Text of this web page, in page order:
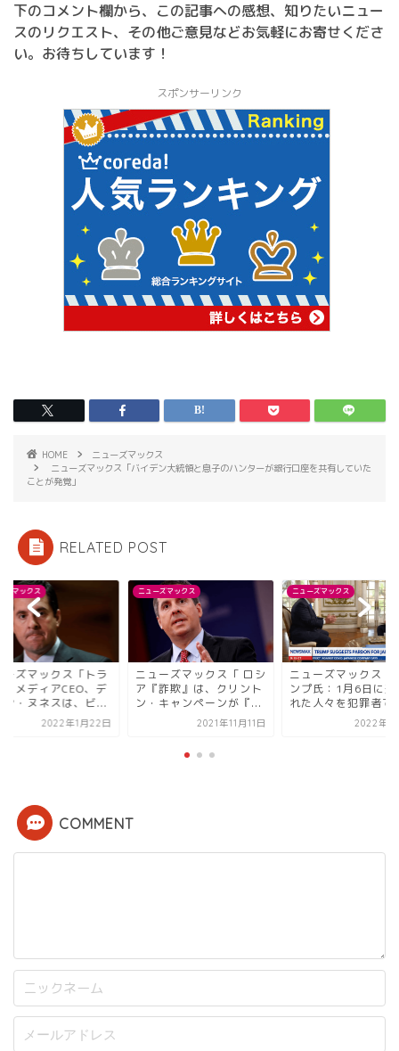
下のコメント欄から、この記事への感想、知りたいニュー
スのリクエスト、その他ご意見などお気軽にお寄せくださ
い。お待ちしています！
スポンサーリンク
HOME
ニューズマックス
ニューズマックス「バイデン大統領と息子のハンターが銀行口座を共有していた
ことが発覚」
RELATED POST
ズマックス
ーズマックス「トラ
・メディアCEO、デ
ン・ヌネスは、ビ...
2022年1月22日
ニューズマックス
ニューズマックス「 ロシ
ア『詐欺』は、クリント
ン・キャンペーンが『...
2021年11月11日
ニューズマックス
ニューズマックス「
ンプ氏：1月6日に逮
れた人々を犯罪者で
2022年2
COMMENT